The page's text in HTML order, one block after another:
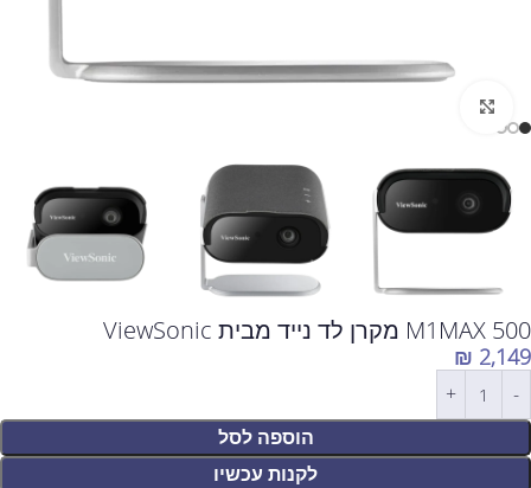
M1MAX 500 מקרן לד נייד מבית ViewSonic
₪ 2,149
הוספה לסל
לקנות עכשיו